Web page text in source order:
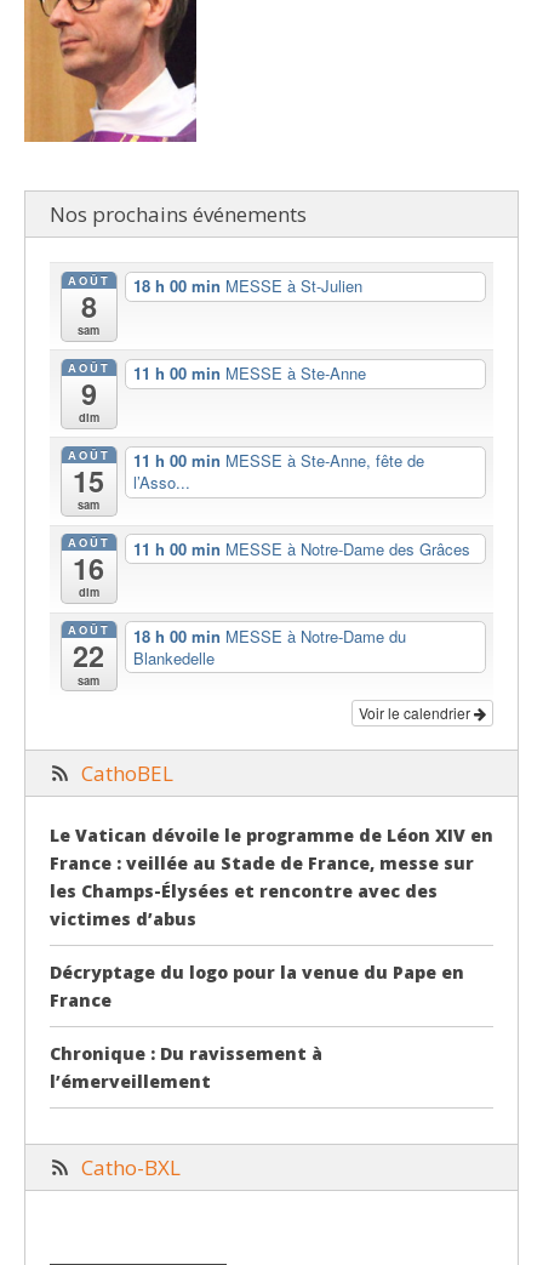
Nos prochains événements
AOÛT
8
sam
18 h 00 min MESSE à St-Julien
AOÛT
9
dim
11 h 00 min MESSE à Ste-Anne
AOÛT
15
sam
11 h 00 min MESSE à Ste-Anne, fête de
l’Asso...
AOÛT
16
dim
11 h 00 min MESSE à Notre-Dame des Grâces
AOÛT
22
sam
18 h 00 min MESSE à Notre-Dame du
Blankedelle
Voir le calendrier
CathoBEL
Le Vatican dévoile le programme de Léon XIV en
France : veillée au Stade de France, messe sur
les Champs-Élysées et rencontre avec des
victimes d’abus
Décryptage du logo pour la venue du Pape en
France
Chronique : Du ravissement à
l’émerveillement
Catho-BXL